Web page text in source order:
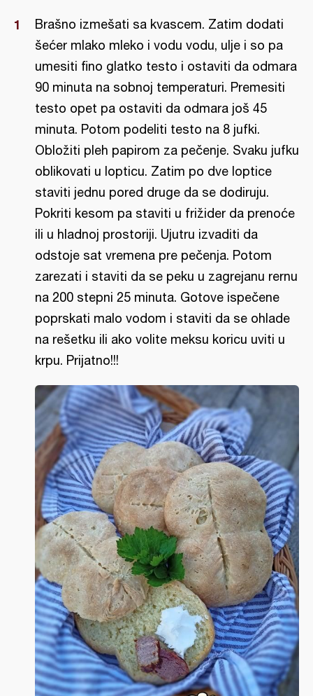
Brašno izmešati sa kvascem. Zatim dodati
šećer mlako mleko i vodu vodu, ulje i so pa
umesiti fino glatko testo i ostaviti da odmara
90 minuta na sobnoj temperaturi. Premesiti
testo opet pa ostaviti da odmara još 45
minuta. Potom podeliti testo na 8 jufki.
Obložiti pleh papirom za pečenje. Svaku jufku
oblikovati u lopticu. Zatim po dve loptice
staviti jednu pored druge da se dodiruju.
Pokriti kesom pa staviti u frižider da prenoće
ili u hladnoj prostoriji. Ujutru izvaditi da
odstoje sat vremena pre pečenja. Potom
zarezati i staviti da se peku u zagrejanu rernu
na 200 stepni 25 minuta. Gotove ispečene
poprskati malo vodom i staviti da se ohlade
na rešetku ili ako volite meksu koricu uviti u
krpu. Prijatno!!!